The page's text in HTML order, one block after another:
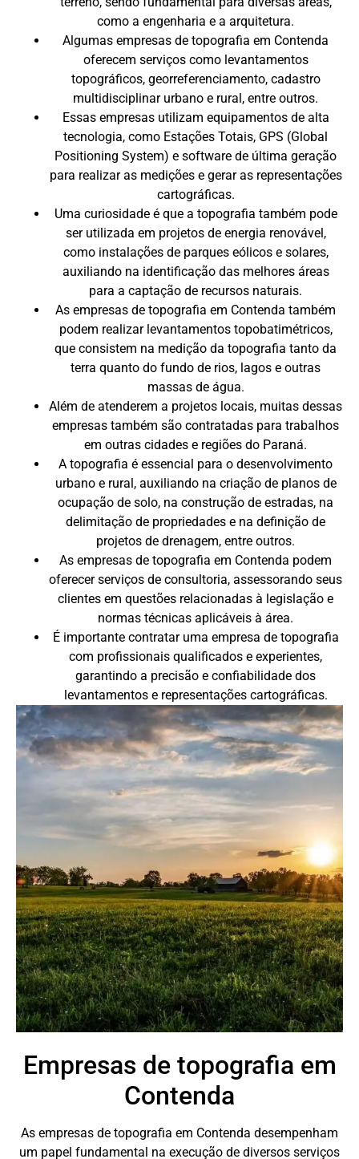
como a engenharia e a arquitetura.
Algumas empresas de topografia em Contenda
oferecem serviços como levantamentos
topográficos, georreferenciamento, cadastro
multidisciplinar urbano e rural, entre outros.
Essas empresas utilizam equipamentos de alta
tecnologia, como Estações Totais, GPS (Global
Positioning System) e software de última geração
para realizar as medições e gerar as representações
cartográficas.
Uma curiosidade é que a topografia também pode
ser utilizada em projetos de energia renovável,
como instalações de parques eólicos e solares,
auxiliando na identificação das melhores áreas
para a captação de recursos naturais.
As empresas de topografia em Contenda também
podem realizar levantamentos topobatimétricos,
que consistem na medição da topografia tanto da
terra quanto do fundo de rios, lagos e outras
massas de água.
Além de atenderem a projetos locais, muitas dessas
empresas também são contratadas para trabalhos
em outras cidades e regiões do Paraná.
A topografia é essencial para o desenvolvimento
urbano e rural, auxiliando na criação de planos de
ocupação de solo, na construção de estradas, na
delimitação de propriedades e na definição de
projetos de drenagem, entre outros.
As empresas de topografia em Contenda podem
oferecer serviços de consultoria, assessorando seus
clientes em questões relacionadas à legislação e
normas técnicas aplicáveis à área.
É importante contratar uma empresa de topografia
com profissionais qualificados e experientes,
garantindo a precisão e confiabilidade dos
levantamentos e representações cartográficas.
Empresas de topografia em
Contenda
As empresas de topografia em Contenda desempenham
um papel fundamental na execução de diversos serviços